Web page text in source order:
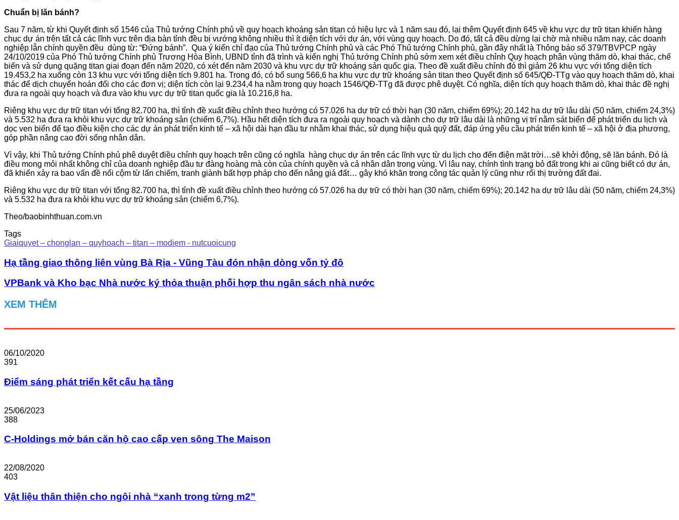
Chuẩn bị lăn bánh?
Sau 7 năm, từ khi Quyết định số 1546 của Thủ tướng Chính phủ về quy hoạch khoáng sản titan có hiệu lực và 1 năm sau đó, lại thêm Quyết định 645 về khu vực dự trữ titan khiến hàng
chục dự án trên tất cả các lĩnh vực trên địa bàn tỉnh đều bị vướng không nhiều thì ít diện tích với dự án, với vùng quy hoạch. Do đó, tất cả đều dừng lại chờ mà nhiều năm nay, các doanh
nghiệp lẫn chính quyền đều dùng từ: “Đứng bánh”. Qua ý kiến chỉ đạo của Thủ tướng Chính phủ và các Phó Thủ tướng Chính phủ, gần đây nhất là Thông báo số 379/TBVPCP ngày
24/10/2019 của Phó Thủ tướng Chính phủ Trương Hòa Bình, UBND tỉnh đã trình và kiến nghị Thủ tướng Chính phủ sớm xem xét điều chỉnh Quy hoạch phân vùng thăm dò, khai thác, chế
biến và sử dụng quặng titan giai đoạn đến năm 2020, có xét đến năm 2030 và khu vực dự trữ khoáng sản quốc gia. Theo đề xuất điều chỉnh đó thì giảm 26 khu vực với tổng diện tích
19.453,2 ha xuống còn 13 khu vực với tổng diện tích 9.801 ha. Trong đó, có bổ sung 566,6 ha khu vực dự trữ khoáng sản titan theo Quyết định số 645/QĐ-TTg vào quy hoạch thăm dò, khai
thác để dịch chuyển hoán đổi cho các đơn vị; diện tích còn lại 9.234,4 ha nằm trong quy hoạch 1546/QĐ-TTg đã được phê duyệt. Có nghĩa, diện tích quy hoạch thăm dò, khai thác đề nghị
đưa ra ngoài quy hoạch và đưa vào khu vực dự trữ titan quốc gia là 10.216,8 ha.
Riêng khu vực dự trữ titan với tổng 82.700 ha, thì tỉnh đề xuất điều chỉnh theo hướng có 57.026 ha dự trữ có thời hạn (30 năm, chiếm 69%); 20.142 ha dự trữ lâu dài (50 năm, chiếm 24,3%)
và 5.532 ha đưa ra khỏi khu vực dự trữ khoáng sản (chiếm 6,7%). Hầu hết diện tích đưa ra ngoài quy hoạch và dành cho dự trữ lâu dài là những vị trí nằm sát biển để phát triển du lịch và
dọc ven biển để tạo điều kiện cho các dự án phát triển kinh tế – xã hội dài hạn đầu tư nhằm khai thác, sử dụng hiệu quả quỹ đất, đáp ứng yêu cầu phát triển kinh tế – xã hội ở địa phương,
góp phần nâng cao đời sống nhân dân.
Vì vậy, khi Thủ tướng Chính phủ phê duyệt điều chỉnh quy hoạch trên cũng có nghĩa hàng chục dự án trên các lĩnh vực từ du lịch cho đến điện mặt trời…sẽ khởi động, sẽ lăn bánh. Đó là
điều mong mỏi nhất không chỉ của doanh nghiệp đầu tư đàng hoàng mà còn của chính quyền và cả nhân dân trong vùng. Vì lâu nay, chính tình trạng bỏ đất trong khi ai cũng biết có dự án,
đã khiến xảy ra bao vấn đề nổi cộm từ lấn chiếm, tranh giành bất hợp pháp cho đến nâng giá đất… gây khó khăn trong công tác quản lý cũng như rối thị trường đất đai.
Riêng khu vực dự trữ titan với tổng 82.700 ha, thì tỉnh đề xuất điều chỉnh theo hướng có 57.026 ha dự trữ có thời hạn (30 năm, chiếm 69%); 20.142 ha dự trữ lâu dài (50 năm, chiếm 24,3%)
và 5.532 ha đưa ra khỏi khu vực dự trữ khoáng sản (chiếm 6,7%).
Theo/baobinhthuan.com.vn
Tags
Giaiquyet – chonglan – quyhoach – titan – modiem - nutcuoicung
Hạ tầng giao thông liên vùng Bà Rịa - Vũng Tàu đón nhận dòng vốn tỷ đô
VPBank và Kho bạc Nhà nước ký thỏa thuận phối hợp thu ngân sách nhà nước
XEM THÊM
06/10/2020
391
Điểm sáng phát triển kết cấu hạ tầng
25/06/2023
388
C-Holdings mở bán căn hộ cao cấp ven sông The Maison
22/08/2020
403
Vật liệu thân thiện cho ngôi nhà “xanh trong từng m2”